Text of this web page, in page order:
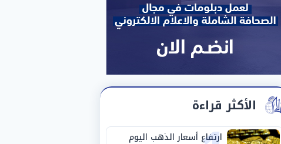
الأكثر قراءة
ارتفاع أسعار الذهب اليوم